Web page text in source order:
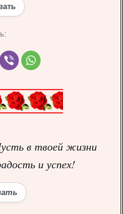
в твоей жизни
и успех!